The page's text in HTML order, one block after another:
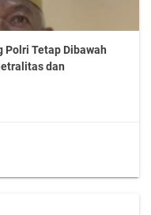
Polri Tetap Dibawah
dan